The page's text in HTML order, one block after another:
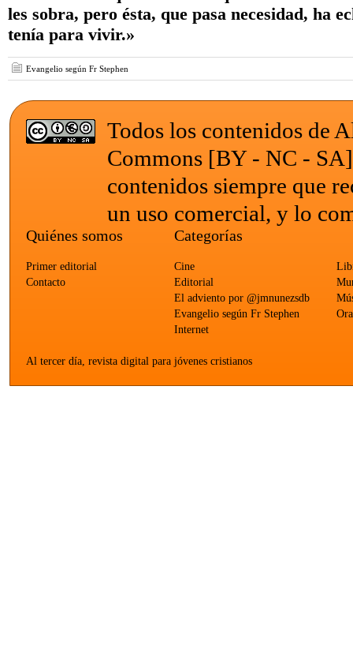
les sobra, pero ésta, que pasa necesidad, ha
tenía para vivir.»
Evangelio según Fr Stephen
Todos los contenidos de
Commons [BY - NC - SA]
contenidos siempre que
un uso comercial, y lo
Quiénes somos
Primer editorial
Contacto
Categorías
Cine
Editorial
El adviento por @jmnunezsdb
Evangelio según Fr Stephen
Internet
Al tercer día, revista digital para jóvenes cristianos